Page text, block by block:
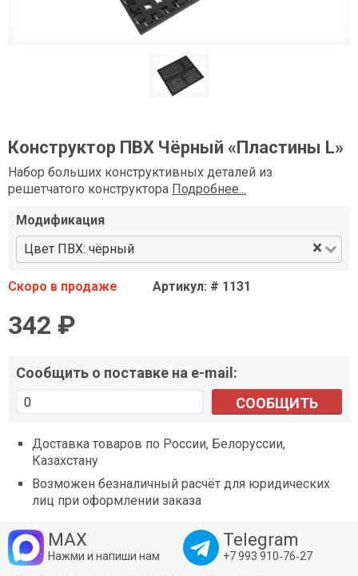
Конструктор ПВХ Чёрный «Пластины L»
Набор больших конструктивных деталей из
решетчатого конструктора Подробнее...
Модификация
Цвет ПВХ: чёрный
×
Скоро в продаже Артикул: # 1131
342 ₽
Сообщить о поставке на e-mail:
СООБЩИТЬ
Доставка товаров по России, Белоруссии,
Казахстану
Возможен безналичный расчёт для юридических
лиц при оформлении заказа
MAX
Нажми и напиши нам
Telegram
+7 993 910‑76‑27